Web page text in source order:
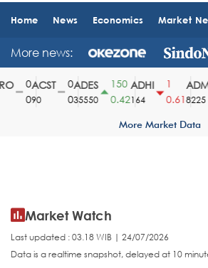
Home News Economics Market
More news:
ACST
90
ADES
35550
150
0.42
ADHI
164
0.61
ADMF
8225
More Market Data
Market Watch
Last updated : 03.18 WIB | 24/07/2026
Data is a realtime snapshot, delayed at 10